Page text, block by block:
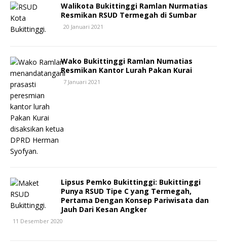
Walikota Bukittinggi Ramlan Nurmatias
Resmikan RSUD Termegah di Sumbar
20 Januari 2021
Wako Bukittinggi Ramlan Numatias
Resmikan Kantor Lurah Pakan Kurai
7 Januari 2021
Lipsus Pemko Bukittinggi: Bukittinggi
Punya RSUD Tipe C yang Termegah,
Pertama Dengan Konsep Pariwisata dan
Jauh Dari Kesan Angker
11 Desember 2020